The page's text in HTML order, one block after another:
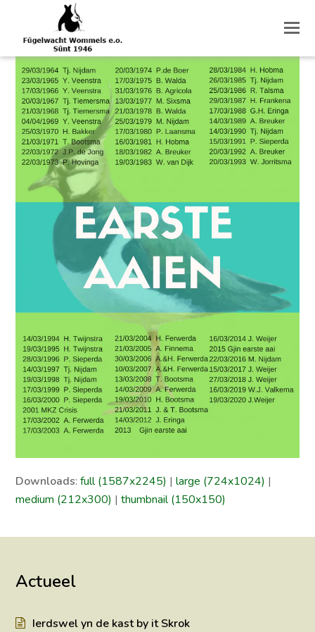
Downloads:full (1587x2245) |large (724x1024) |
medium (212x300) |thumbnail (150x150)
Actueel
Ierdswel yn de kast by it Skrok